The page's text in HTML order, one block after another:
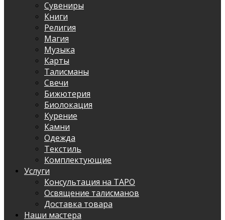
Сувениры
Книги
Религия
Магия
Музыка
Карты
Талисманы
Свечи
Бижютерия
Биолокация
Курение
Камни
Одежда
Текстиль
Комплектующие
Услуги
Консультация на ТАРО
Освящение талисманов
Доставка товара
Наши мастера